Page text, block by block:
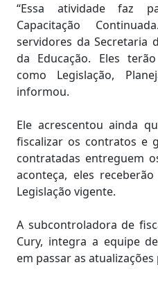
“Essa atividade faz
Capacitação
servidores da Secretaria
da Educação. Eles
como Legislação,
informou.
Ele acrescentou ainda
fiscalizar os contratos e
contratadas entreguem
aconteça, eles
Legislação vigente.
A subcontroladora de
Cury, integra a equipe
em passar as